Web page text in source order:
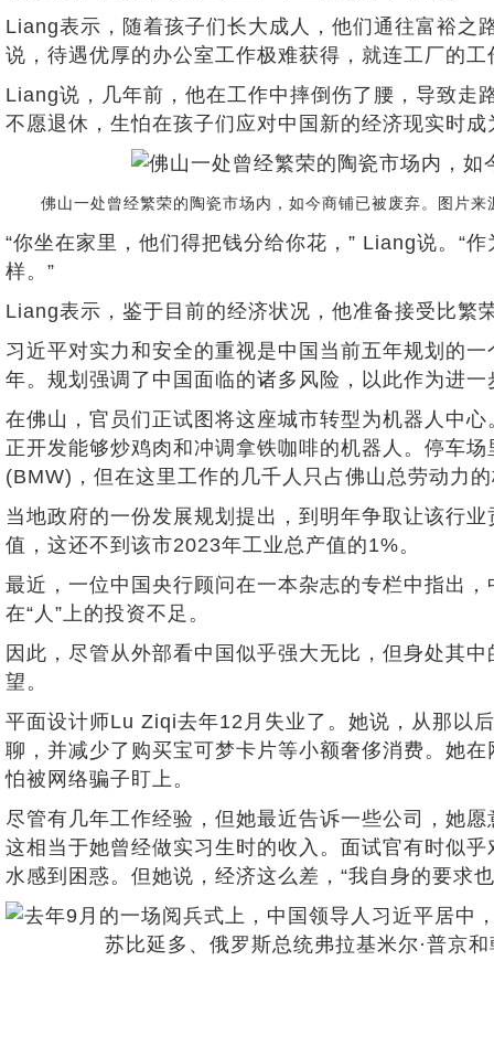
Liang表示，随着孩子们长大成人，他们通往富裕之
说，待遇优厚的办公室工作极难获得，就连工厂的
Liang说，几年前，他在工作中摔倒伤了腰，导致走
不愿退休，生怕在孩子们应对中国新的经济现实时
佛山一处曾经繁荣的陶瓷市场内，如今商铺已被废弃。图片
“你坐在家里，他们得把钱分给你花，” Liang说。“
样。”
Liang表示，鉴于目前的经济状况，他准备接受比繁
习近平对实力和安全的重视是中国当前五年规划的
年。规划强调了中国面临的诸多风险，以此作为进
在佛山，官员们正试图将这座城市转型为机器人中
正开发能够炒鸡肉和冲调拿铁咖啡的机器人。停车
(BMW)，但在这里工作的几千人只占佛山总劳动力
当地政府的一份发展规划提出，到明年争取让该行
值，这还不到该市2023年工业总产值的1%。
最近，一位中国央行顾问在一本杂志的专栏中指出，
在“人”上的投资不足。
因此，尽管从外部看中国似乎强大无比，但身处其
望。
平面设计师Lu Ziqi去年12月失业了。她说，从那以
聊，并减少了购买宝可梦卡片等小额奢侈消费。她
怕被网络骗子盯上。
尽管有几年工作经验，但她最近告诉一些公司，她
这相当于她曾经做实习生时的收入。面试官有时似
水感到困惑。但她说，经济这么差，“我自身的要求